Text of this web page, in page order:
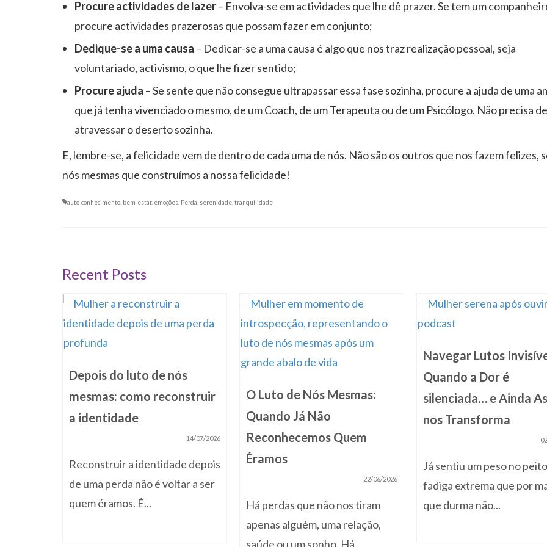
Procure actividades de lazer– Envolva-se em actividades que lhe dê prazer. Se tem um
procure actividades prazerosas que possam fazer em conjunto;
Dedique-se a uma causa – Dedicar-se a uma causa é algo que nos traz realização pessoal, seja
voluntariado, activismo, o que lhe fizer sentido;
Procure ajuda – Se sente que não consegue ultrapassar essa fase sozinha, procure a ajuda de uma
que já tenha vivenciado o mesmo, de um Coach, de um Terapeuta ou de um Psicólogo. Não precisa de
atravessar o deserto sozinha.
E, lembre-se, a felicidade vem de dentro de cada uma de nós. Não são os outros que nos fazem felizes,
nós mesmas que construímos a nossa felicidade!
auto-conhecimento bem-estar, emoções Perda serenidade tranquilidade
Recent Posts
Depois do luto de nós
mesmas: como reconstruir
a identidade
14/07/2026
Reconstruir a identidade depois
de uma perda não é voltar a ser
quem éramos. É...
O Luto de Nós Mesmas:
Quando Já Não
Reconhecemos Quem
Éramos
22/06/2026
Há perdas que não nos tiram
apenas alguém, uma relação,
saúde ou um sonho. Há...
Navegar Lutos
Quando a Dor é
silenciada… e Ainda
nos Transforma
Já sentiu um peso no
fadiga extrema que por
que durma não...